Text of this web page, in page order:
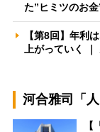
た”ヒミツのお
【第8回】年利
上がっていく
河合雅司「